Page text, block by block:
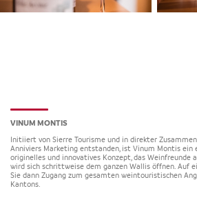
VINUM MONTIS
Initiiert von Sierre Tourisme und in direkter
Anniviers Marketing entstanden, ist Vinum Montis ein
originelles und innovatives Konzept, das Weinfreunde
wird sich schrittweise dem ganzen Wallis öffnen. Auf
Sie dann Zugang zum gesamten weintouristischen
Kantons.